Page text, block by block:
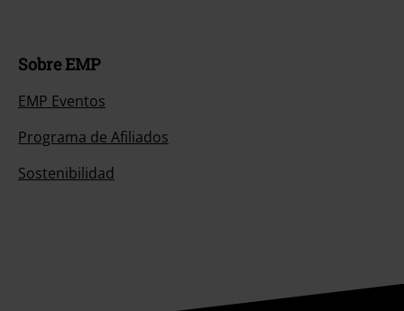
Sobre EMP
EMP Eventos
Programa de Afiliados
Sostenibilidad